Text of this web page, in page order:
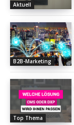
Aktuell
B2B-Marketing
Top Thema